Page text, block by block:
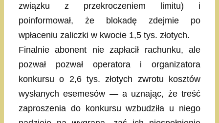
związku z przekroczeniem limitu) i
poinformował, że blokadę zdejmie po
wpłaceniu zaliczki w kwocie 1,5 tys. złotych.
Finalnie abonent nie zapłacił rachunku, ale
pozwał pozwał operatora i organizatora
konkursu o 2,6 tys. złotych zwrotu kosztów
wysłanych esemesów — a uznając, że treść
zaproszenia do konkursu wzbudziła u niego